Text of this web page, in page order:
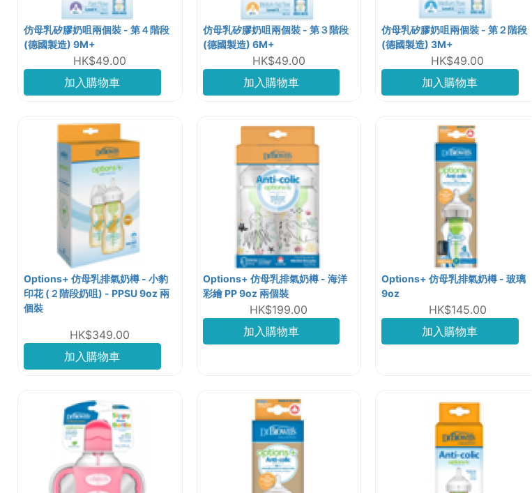
仿母乳矽膠奶咀兩個裝 - 第４階段
(德國製造) 9M+
HK$49.00
加入購物車
仿母乳矽膠奶咀兩個裝 - 第３階段
(德國製造) 6M+
HK$49.00
加入購物車
仿母乳矽膠奶咀兩個裝 - 第２階段
(德國製造) 3M+
HK$49.00
加入購物車
Options+ 仿母乳排氣奶樽 - 小豹
印花 (２階段奶咀) - PPSU 9oz 兩
個裝
HK$349.00
加入購物車
Options+ 仿母乳排氣奶樽 - 海洋
彩繪 PP 9oz 兩個裝
HK$199.00
加入購物車
Options+ 仿母乳排氣奶樽 - 玻璃
9oz
HK$145.00
加入購物車